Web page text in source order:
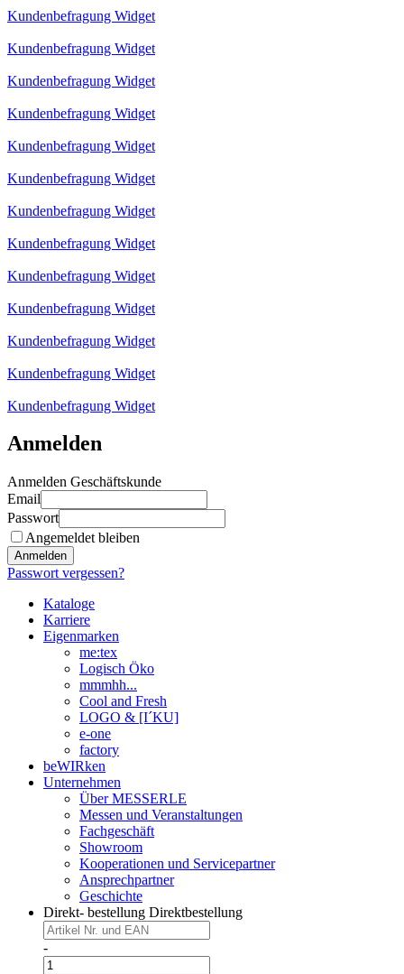
Kundenbefragung Widget
Kundenbefragung Widget
Kundenbefragung Widget
Kundenbefragung Widget
Kundenbefragung Widget
Kundenbefragung Widget
Kundenbefragung Widget
Kundenbefragung Widget
Kundenbefragung Widget
Kundenbefragung Widget
Kundenbefragung Widget
Kundenbefragung Widget
Kundenbefragung Widget
Anmelden
Anmelden Geschäftskunde
Email
Passwort
Angemeldet bleiben
Anmelden
Passwort vergessen?
Kataloge
Karriere
Eigenmarken
me:tex
Logisch Öko
mmmhh...
Cool and Fresh
LOGO & [I´KU]
e-one
factory
beWIRken
Unternehmen
Über MESSERLE
Messen und Veranstaltungen
Fachgeschäft
Showroom
Kooperationen und Servicepartner
Ansprechpartner
Geschichte
Direkt- bestellung Direktbestellung
-